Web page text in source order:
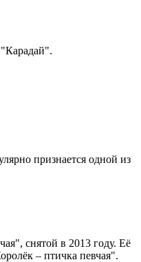
признается одной из
снятой в 2013 году. Её
– птичка певчая".